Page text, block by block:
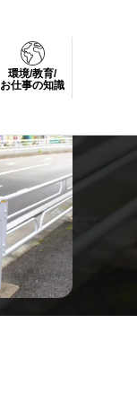
環境/教育/
お仕事の知識